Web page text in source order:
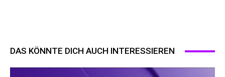
DAS KÖNNTE DICH AUCH INTERESSIEREN